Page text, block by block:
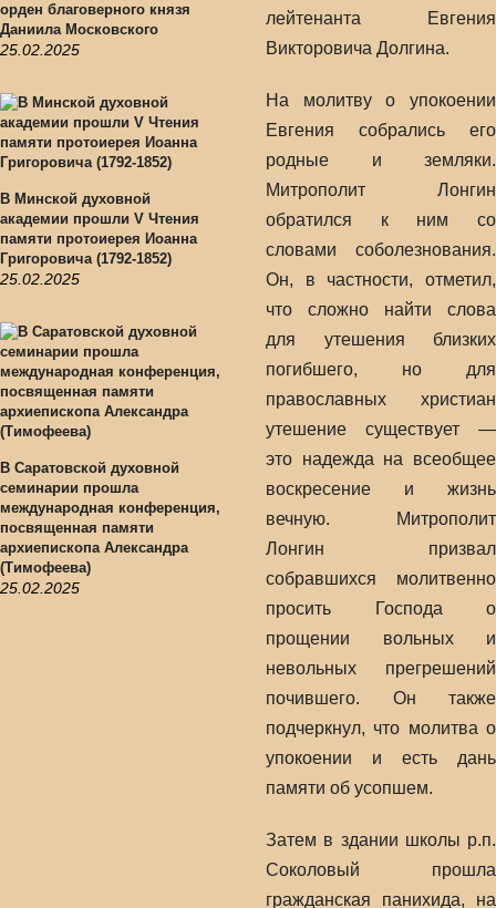
орден благоверного князя
Даниила Московского
25.02.2025
В Минской духовной
академии прошли V Чтения
памяти протоиерея Иоанна
Григоровича (1792-1852)
25.02.2025
В Саратовской духовной
семинарии прошла
международная конференция,
посвященная памяти
архиепископа Александра
(Тимофеева)
25.02.2025
лейтенанта Евгения
Викторовича Долгина.
На молитву о упокоении
Евгения собрались его
родные и земляки.
Митрополит Лонгин
обратился к ним со
словами соболезнования.
Он, в частности, отметил,
что сложно найти слова
для утешения близких
погибшего, но для
православных христиан
утешение существует —
это надежда на всеобщее
воскресение и жизнь
вечную. Митрополит
Лонгин призвал
собравшихся молитвенно
просить Господа о
прощении вольных и
невольных прегрешений
почившего. Он также
подчеркнул, что молитва о
упокоении и есть дань
памяти об усопшем.
Затем в здании школы р.п.
Соколовый прошла
гражданская панихида, на